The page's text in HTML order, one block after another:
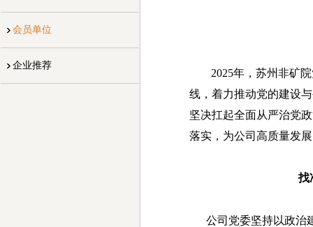
会员单位
企业推荐
2025年，苏州非矿
线，着力推动党的建设
坚决扛起全面从严治党
落实，为公司高质量发
找准“切
公司党委坚持以政治